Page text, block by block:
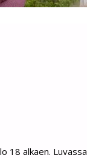
18 alkaen. Luvassa